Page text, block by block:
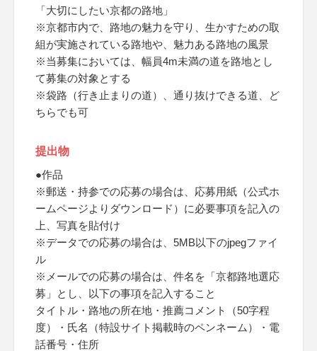
「大切にしたい京都の路地」
※京都市内で、路地の魅力を守り、生かすための取
組が実施されている路地や、魅力ある路地の風景
※当募集においては、幅員4m未満の道を路地とし
て募集の対象とする
※袋路（行き止まりの道）、通り抜けできる道、ど
ちらでも可
提出物
●作品
※郵送・持参での応募の場合は、応募用紙（公式ホ
ームページよりダウンロード）に必要事項を記入の
上、写真を貼付け
※データでの応募の場合は、5MB以下のjpegファイ
ル
※メールでの応募の場合は、件名を「京都路地選応
募」とし、以下の事項を記入すること
タイトル・路地の所在地・推薦コメント（50字程
度）・氏名（特設サイト掲載時のペンネーム）・電
話番号・住所